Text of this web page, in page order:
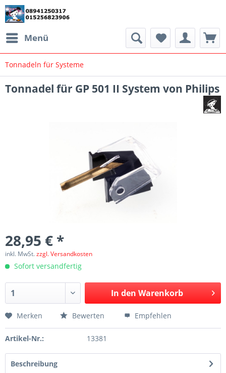
Menü
Tonnadeln für Systeme
Tonnadel für GP 501 II System von Philips
28,95 € *
inkl. MwSt.zzgl. Versandkosten
Sofort versandfertig
In den Warenkorb
Merken Bewerten Empfehlen
Artikel-Nr.: 13381
Beschreibung